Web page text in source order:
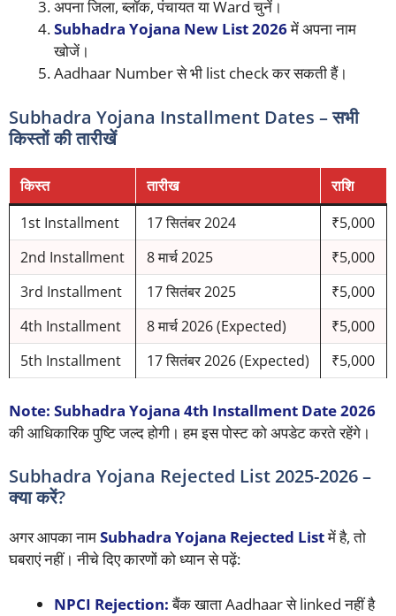
अपना जिला, ब्लॉक, पंचायत या Ward चुनें।
Subhadra Yojana New List 2026में अपना नाम
खोजें।
Aadhaar Number से भी list check कर सकती हैं।
Subhadra Yojana Installment Dates – सभी
किस्तों की तारीखें
किस्त तारीख
राशि
1st Installment
17 सितंबर 2024
₹5,000
2nd Installment
8 मार्च 2025
₹5,000
3rd Installment
17 सितंबर 2025
₹5,000
4th Installment
8 मार्च 2026 (Expected)
₹5,000
5th Installment
17 सितंबर 2026 (Expected) ₹5,000
Note: Subhadra Yojana 4th Installment Date 2026
की आधिकारिक पुष्टि जल्द होगी। हम इस पोस्ट को अपडेट करते रहेंगे।
Subhadra Yojana Rejected List 2025-2026 –
क्या करें?
अगर आपका नामSubhadra Yojana Rejected Listमें है, तो
घबराएं नहीं। नीचे दिए कारणों को ध्यान से पढ़ें:
NPCI Rejection:बैंक खाता Aadhaar से linked नहीं है